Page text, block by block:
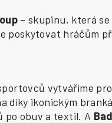
– skupinu, která se
hráčům
vytváříme
díky ikonickým
po obuv a textil. A